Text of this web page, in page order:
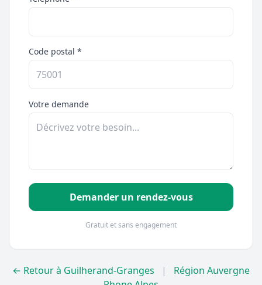
Code postal *
Votre demande
Demander un rendez-vous
Gratuit et sans engagement
← Retour à Guilherand-Granges |
Région Auvergne